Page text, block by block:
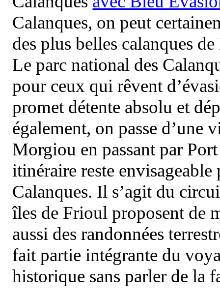
Calanques, on peut
des plus belles calanques
Le parc national des
pour ceux qui rêvent
promet détente absolu et
également, on passe d’une
Morgiou en passant par
itinéraire reste
Calanques. Il s’agit du
îles de Frioul proposent de
aussi des randonnées
fait partie intégrante du
historique sans parler de la